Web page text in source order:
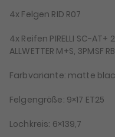
4x Felgen RID R07
4x Reifen PIRELLI SC-AT+
ALLWETTER M+S, 3PMSF RB
Farbvariante: matte
Felgengröße: 9×17 ET25
Lochkreis: 6×139,7